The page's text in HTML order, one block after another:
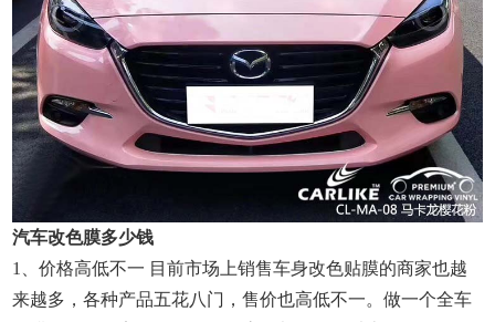
汽车改色膜多少钱
1、价格高低不一 目前市场上销售车身改色贴膜的商家也越
来越多，各种产品五花八门，售价也高低不一。做一个全车